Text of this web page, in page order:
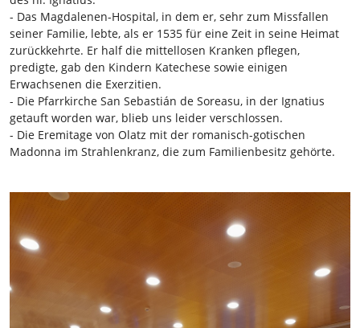
- Das Magdalenen-Hospital, in dem er, sehr zum Missfallen
seiner Familie, lebte, als er 1535 für eine Zeit in seine Heimat
zurückkehrte. Er half die mittellosen Kranken pflegen,
predigte, gab den Kindern Katechese sowie einigen
Erwachsenen die Exerzitien.
- Die Pfarrkirche San Sebastián de Soreasu, in der Ignatius
getauft worden war, blieb uns leider verschlossen.
- Die Eremitage von Olatz mit der romanisch-gotischen
Madonna im Strahlenkranz, die zum Familienbesitz gehörte.